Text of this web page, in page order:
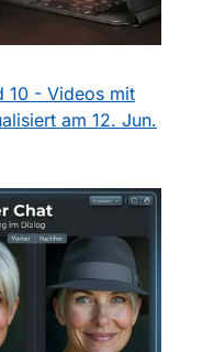
10 - Videos mit
am 12. Jun.